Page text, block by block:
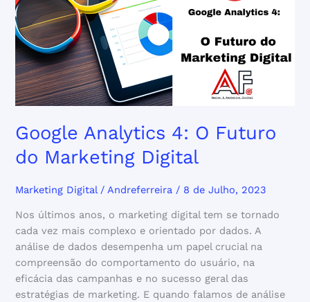
Google Analytics 4: O Futuro
do Marketing Digital
Marketing Digital/Andreferreira / 8 de Julho, 2023
Nos últimos anos, o marketing digital tem se tornado
cada vez mais complexo e orientado por dados. A
análise de dados desempenha um papel crucial na
compreensão do comportamento do usuário, na
eficácia das campanhas e no sucesso geral das
estratégias de marketing. E quando falamos de análise
O
Futuro
do
Marketing
Digital